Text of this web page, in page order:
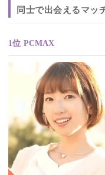
同士で出会えるマッ
1位 PCMAX